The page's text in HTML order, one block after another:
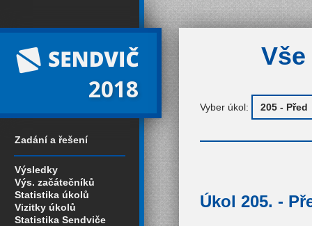
2018
Zadání a řešení
Výsledky
Výs. začátečníků
Statistika úkolů
Vizitky úkolů
Statistika Sendviče
Vyber úkol:
Úkol 205. -